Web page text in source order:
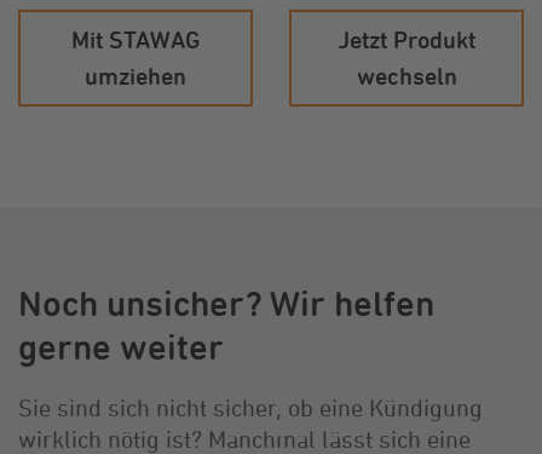
­Mit STAWAG
umziehen
Jetzt Produkt
wechseln
Noch unsicher? Wir helfen
gerne weiter
Sie sind sich nicht sicher, ob eine Kündigung
wirklich nötig ist? Manchmal lässt sich eine